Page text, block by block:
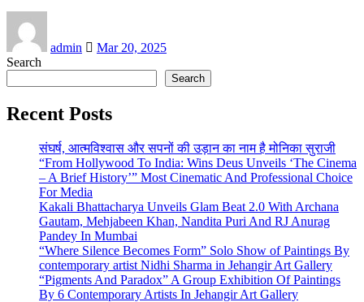
admin
Mar 20, 2025
Search
Search
Recent Posts
संघर्ष, आत्मविश्वास और सपनों की उड़ान का नाम है मोनिका सुराजी
“From Hollywood To India: Wins Deus Unveils ‘The Cinema
– A Brief History’” Most Cinematic And Professional Choice
For Media
Kakali Bhattacharya Unveils Glam Beat 2.0 With Archana
Gautam, Mehjabeen Khan, Nandita Puri And RJ Anurag
Pandey In Mumbai
“Where Silence Becomes Form” Solo Show of Paintings By
contemporary artist Nidhi Sharma in Jehangir Art Gallery
“Pigments And Paradox” A Group Exhibition Of Paintings
By 6 Contemporary Artists In Jehangir Art Gallery